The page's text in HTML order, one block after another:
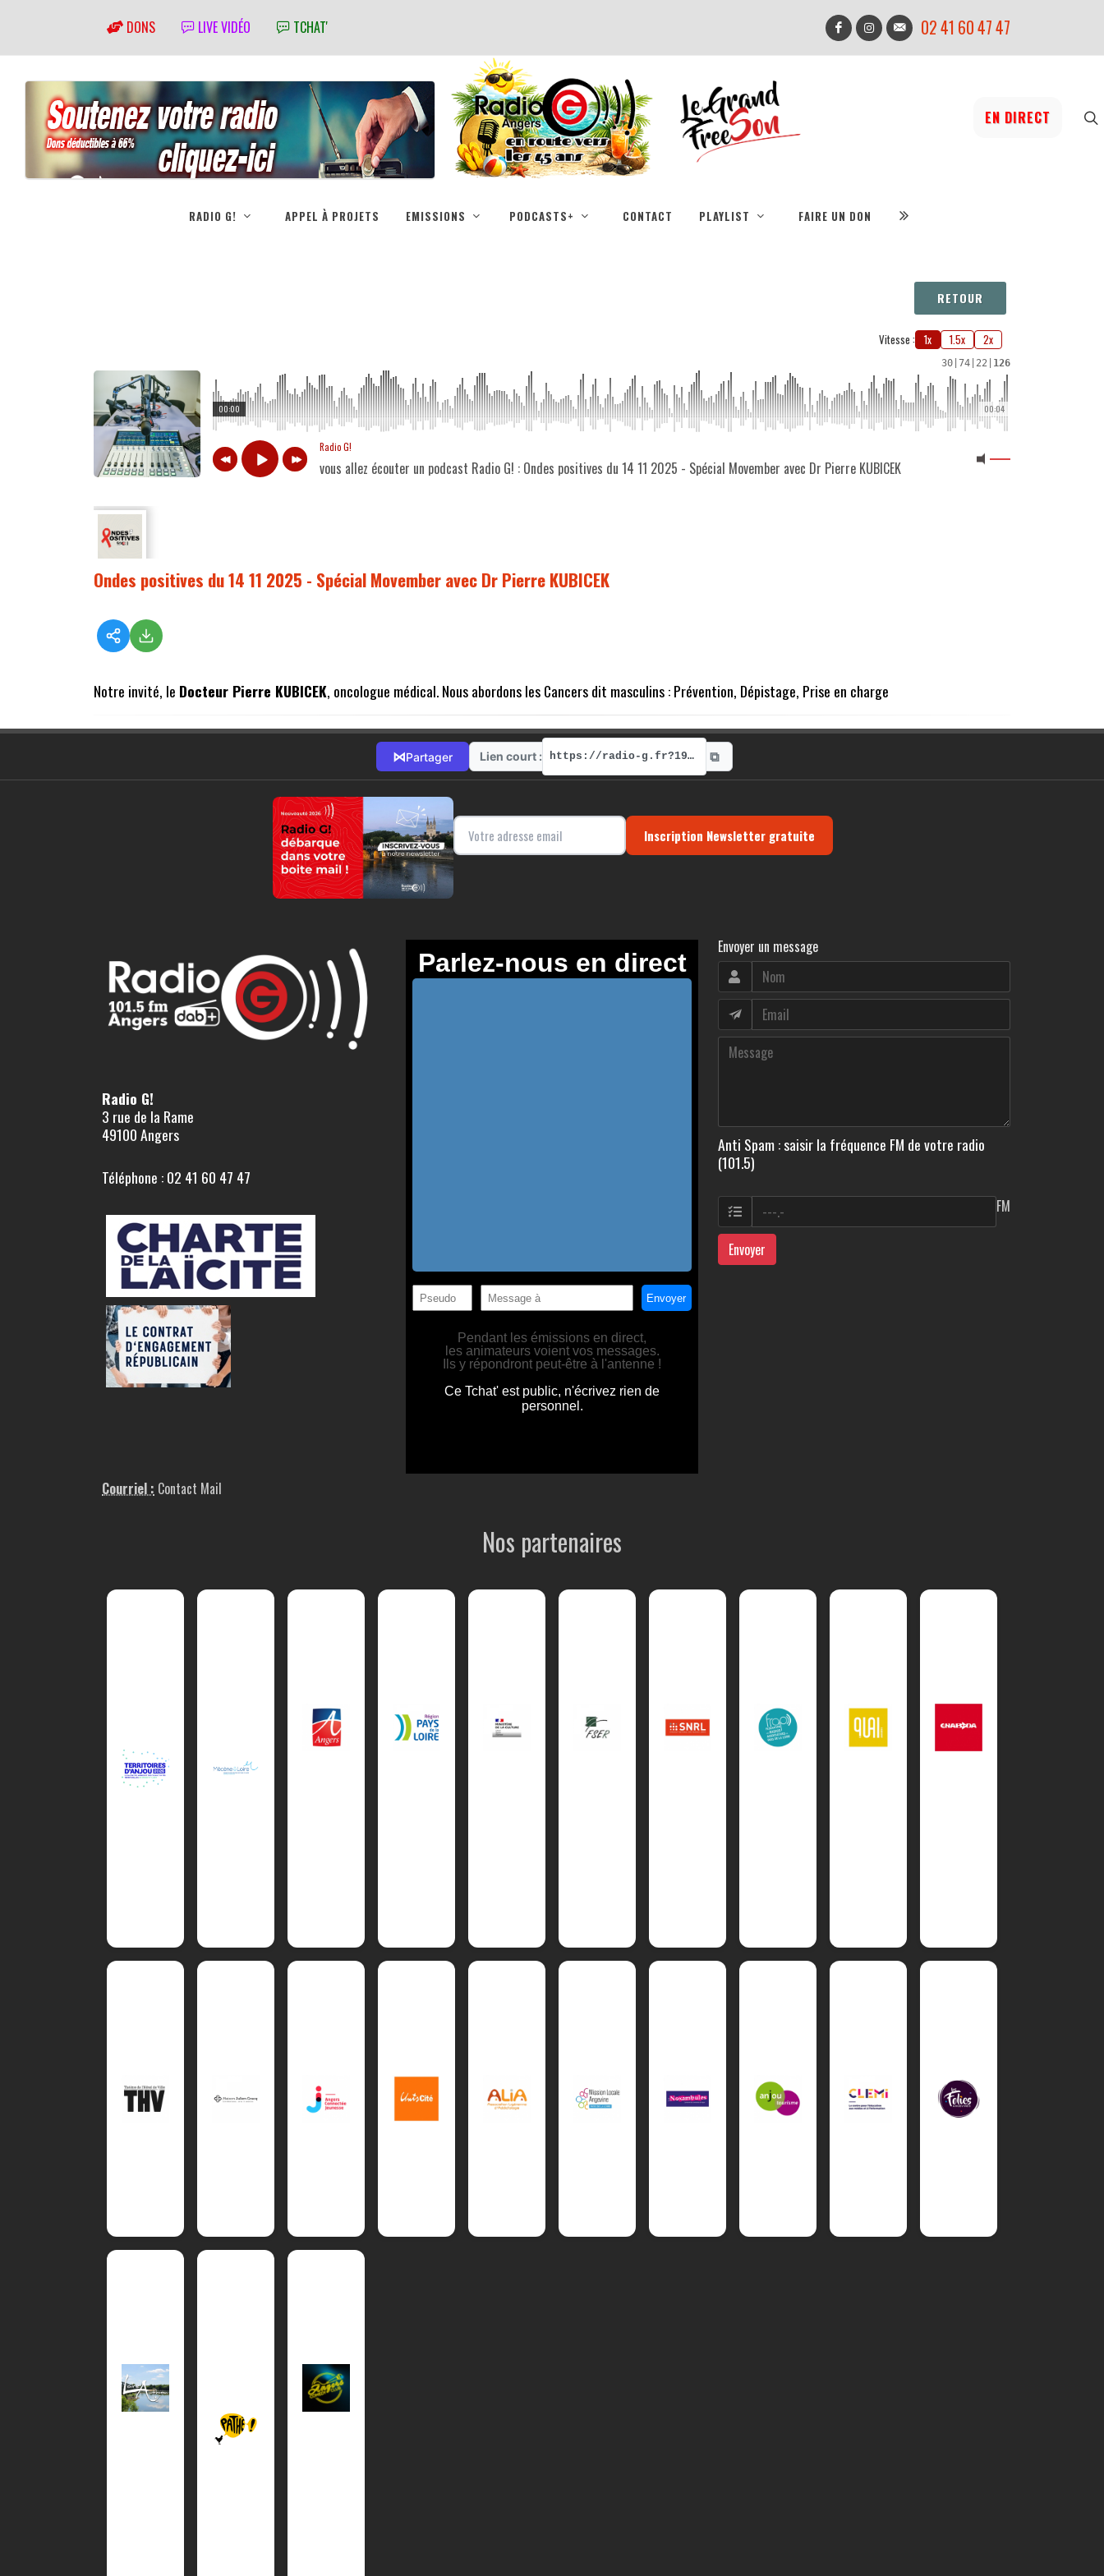
DONS LIVE VIDÉO TCHAT' 02 41 60 47 47
EN DIRECT
RADIO G! APPEL À PROJETS EMISSIONS PODCASTS+ CONTACT PLAYLIST FAIRE UN DON
RETOUR
Vitesse : 1x 1.5x 2x
30 74 22 126
00:04
00:00
Radio G!
vous allez écouter un podcast Radio G! : Ondes positives du 14 11 2025 - Spécial Movember avec Dr Pierre KUBICEK
Ondes positives du 14 11 2025 - Spécial Movember avec Dr Pierre KUBICEK
Notre invité, le Docteur Pierre KUBICEK, oncologue médical. Nous abordons les Cancers dit masculins : Prévention, Dépistage, Prise en charge
⋈Partager Lien court : https://radio-g.fr?19330 ⧉
Inscription Newsletter gratuite
Radio G!
3 rue de la Rame
49100 Angers
Téléphone : 02 41 60 47 47
Courriel : Contact Mail
Envoyer un message
Anti Spam : saisir la fréquence FM de votre radio
(101.5)
FM
Envoyer
Nos partenaires